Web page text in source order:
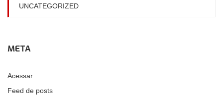
UNCATEGORIZED
META
Acessar
Feed de posts